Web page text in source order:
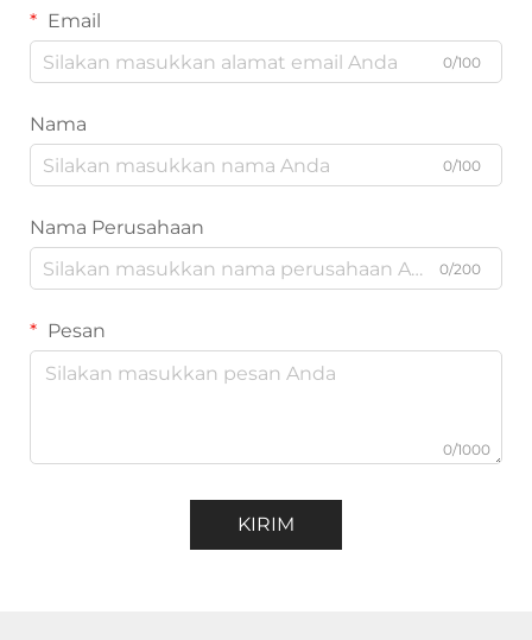
Email
0/100
Nama
0/100
Nama Perusahaan
0/200
Pesan
0/1000
KIRIM